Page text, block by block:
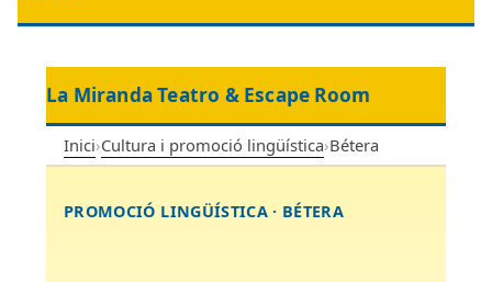
La Miranda Teatro & Escape Room
Inici›Cultura i promoció lingüística›Bétera
PROMOCIÓ LINGÜÍSTICA · BÉTERA